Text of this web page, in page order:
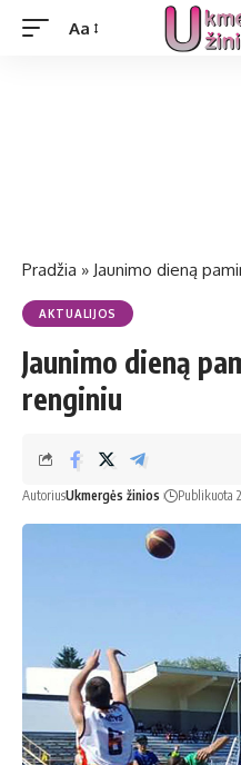
Aa
Pradžia » Jaunimo dieną
AKTUALIJOS
Jaunimo dieną
renginiu
AutoriusUkmergės žinios Publikuota